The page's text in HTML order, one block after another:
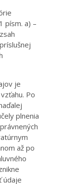
písm. a) –
je
Po
plnenia
až po
údaje